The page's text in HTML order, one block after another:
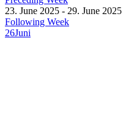
23. June 2025 - 29. June 2025
Following Week
26Juni